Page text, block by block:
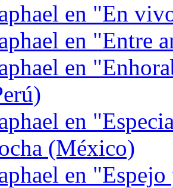
en "En
en "Entre
en
en
(México)
en